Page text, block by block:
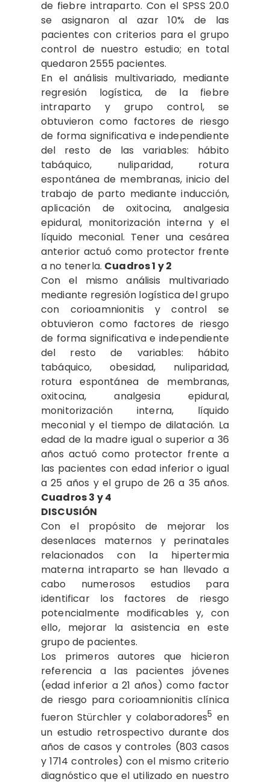
de fiebre intraparto. Con el SPSS 20.0
se asignaron al azar 10% de las
pacientes con criterios para el grupo
control de nuestro estudio; en total
quedaron 2555 pacientes.
En el análisis multivariado, mediante
regresión logística, de la fiebre
intraparto y grupo control, se
obtuvieron como factores de riesgo
de forma significativa e independiente
del resto de las variables: hábito
tabáquico, nuliparidad, rotura
espontánea de membranas, inicio del
trabajo de parto mediante inducción,
aplicación de oxitocina, analgesia
epidural, monitorización interna y el
líquido meconial. Tener una cesárea
anterior actuó como protector frente
a no tenerla. Cuadros 1 y 2
Con el mismo análisis multivariado
mediante regresión logística del grupo
con corioamnionitis y control se
obtuvieron como factores de riesgo
de forma significativa e independiente
del resto de variables: hábito
tabáquico, obesidad, nuliparidad,
rotura espontánea de membranas,
oxitocina, analgesia epidural,
monitorización interna, líquido
meconial y el tiempo de dilatación. La
edad de la madre igual o superior a 36
años actuó como protector frente a
las pacientes con edad inferior o igual
a 25 años y el grupo de 26 a 35 años.
Cuadros 3 y 4
DISCUSIÓN
Con el propósito de mejorar los
desenlaces maternos y perinatales
relacionados con la hipertermia
materna intraparto se han llevado a
cabo numerosos estudios para
identificar los factores de riesgo
potencialmente modificables y, con
ello, mejorar la asistencia en este
grupo de pacientes.
Los primeros autores que hicieron
referencia a las pacientes jóvenes
(edad inferior a 21 años) como factor
de riesgo para corioamnionitis clínica
fueron Stürchler y colaboradores5 en
un estudio retrospectivo durante dos
años de casos y controles (803 casos
y 1714 controles) con el mismo criterio
diagnóstico que el utilizado en nuestro